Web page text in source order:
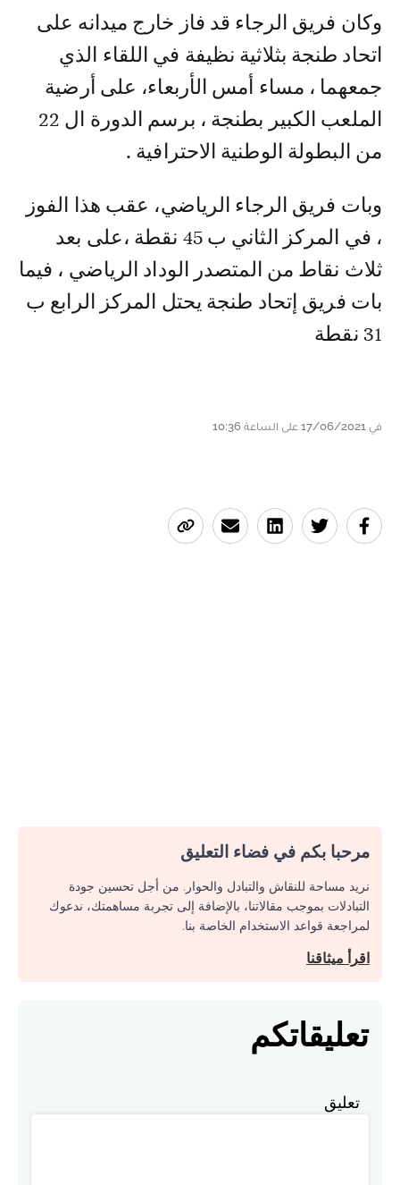
وكان فريق الرجاء قد فاز خارج ميدانه على
اتحاد طنجة بثلاثية نظيفة في اللقاء الذي
جمعهما ، مساء أمس الأربعاء، على أرضية
الملعب الكبير بطنجة ، برسم الدورة ال 22
من البطولة الوطنية الاحترافية .
وبات فريق الرجاء الرياضي، عقب هذا الفوز
، في المركز الثاني ب 45 نقطة ،على بعد
ثلاث نقاط من المتصدر الوداد الرياضي ، فيما
بات فريق إتحاد طنجة يحتل المركز الرابع ب
31 نقطة
في 17/06/2021 على الساعة 10:36
مرحبا بكم في فضاء التعليق
نريد مساحة للنقاش والتبادل والحوار. من أجل تحسين جودة
التبادلات بموجب مقالاتنا، بالإضافة إلى تجربة مساهمتك، ندعوك
لمراجعة قواعد الاستخدام الخاصة بنا.
اقرأ ميثاقنا
تعليقاتكم
تعليق